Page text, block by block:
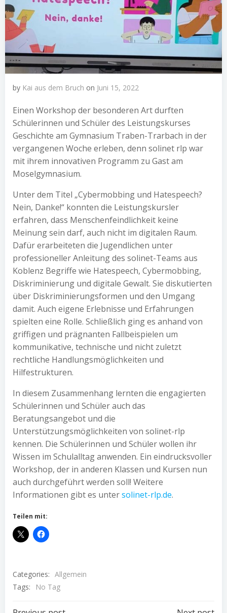
by Kai aus dem Bruch on Juni 15, 2022
Einen Workshop der besonderen Art durften
Schülerinnen und Schüler des Leistungskurses
Geschichte am Gymnasium Traben-Trarbach in der
vergangenen Woche erleben, denn solinet rlp war
mit ihrem innovativen Programm zu Gast am
Moselgymnasium.
Unter dem Titel „Cybermobbing und Hatespeech?
Nein, Danke!“ konnten die Leistungskursler
erfahren, dass Menschenfeindlichkeit keine
Meinung sein darf, auch nicht im digitalen Raum.
Dafür erarbeiteten die Jugendlichen unter
professioneller Anleitung des solinet-Teams aus
Koblenz Begriffe wie Hatespeech, Cybermobbing,
Diskriminierung und digitale Gewalt. Sie diskutierten
über Diskriminierungsformen und den Umgang
damit. Auch eigene Erlebnisse und Erfahrungen
spielten eine Rolle. Schließlich ging es anhand von
griffigen und prägnanten Fallbeispielen um
kommunikative, technische und nicht zuletzt
rechtliche Handlungsmöglichkeiten und
Hilfestrukturen.
In diesem Zusammenhang lernten die engagierten
Schülerinnen und Schüler auch das
Beratungsangebot und die
Unterstützungsmöglichkeiten von solinet-rlp
kennen. Die Schülerinnen und Schüler wollen ihr
Wissen im Schulalltag anwenden. Ein eindrucksvoller
Workshop, der in anderen Klassen und Kursen nun
auch durchgeführt werden soll! Weitere
Informationen gibt es untersolinet-rlp.de.
Teilen mit:
Categories: Allgemein
Tags:
No Tag